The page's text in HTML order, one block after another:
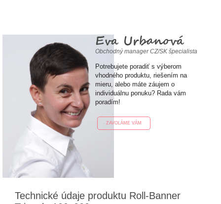
Eva Urbanová
Obchodný manager CZ/SK špecialista
Potrebujete poradiť s výberom
vhodného produktu, riešením na
mieru, alebo máte záujem o
individuálnu ponuku? Rada vám
poradím!
ZAVOLÁME VÁM
Technické údaje produktu Roll-Banner